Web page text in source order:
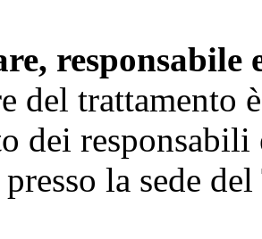
responsabile
del trattamento
dei
la sede